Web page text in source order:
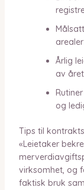
Årlig
av
og
Tips til
«Leietaker
virksomhet, og
faktisk bruk